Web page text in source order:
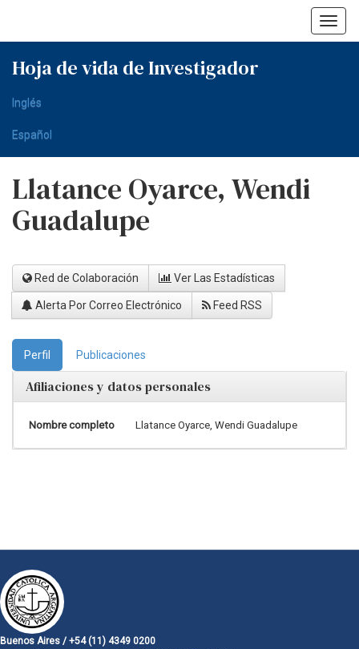
Hoja de vida de Investigador
Inglés
Español
Llatance Oyarce, Wendi
Guadalupe
Red de Colaboración Ver Las Estadísticas
Alerta Por Correo Electrónico Feed RSS
Perfil Publicaciones
Afiliaciones y datos personales
Nombre completo Llatance Oyarce, Wendi Guadalupe
Buenos Aires / +54 (11) 4349 0200